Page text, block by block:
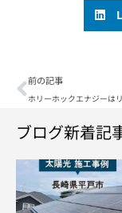
前の記事
ブログ新着記